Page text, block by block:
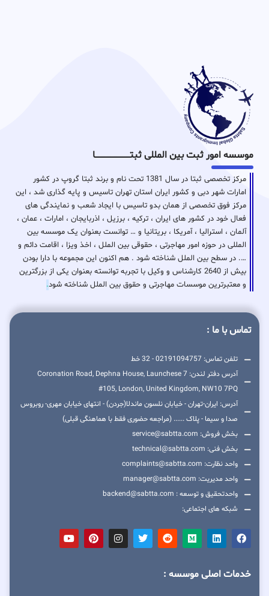
موسسه امور ثبت بین المللی ثبتـــــــــــــــــــــــــــــا
مرکز تخصصی ثبتا در سال 1381 تحت نام و برند ثبتا گروپ در کشور
امارات شهر دبی و کشور ایران استان تهران تاسیس و پایه گذاری شد ، این
مرکز فوق تخصصی از همان بدو تاسیس با ایجاد شعب و نمایندگی های
فعال خود در کشور های ایران ، ترکیه ، برزیل ، اذربایجان ، امارات ، عمان ،
آلمان ، استرالیا ، آمریکا ، بریتانیا و … توانست بعنوان یک موسسه بین
المللی در حوزه امور مهاجرتی ، حقوقی بین الملل ، اخذ ویزا ، اقامت دائم و
…. در سطح بین الملل شناخته شود . هم اکنون این مجموعه با دارا بودن
بیش از 2640 کارشناس و وکیل با تجربه توانسته بعنوان یکی از بزرگترین
و معتبرترین موسسات مهاجرتی و حقوق بین الملل شناخته شود.
تماس با ما :
تلفن تماس: 02191094757 - 32 خط
آدرس دفتر لندن: 7 Coronation Road, Dephna House, Launchese
#105, London, United Kingdom, NW10 7PQ
آدرس: ایران-تهران - خیابان نلسون ماندلا(جردن) - انتهای خیابان مهری- روبروس
صدا و سیما - پلاک ...... (مراجعه حضوری فقط با هماهنگی قبلی)
بخش فروش: service@sabtta.com
بخش فنی: technical@sabtta.com
واحد نظارت: complaints@sabtta.com
واحد مدیریت: manager@sabtta.com
واحدتحقیق و توسعه : backend@sabtta.com
شبکه های اجتماعی:
خدمات اصلی موسسه :